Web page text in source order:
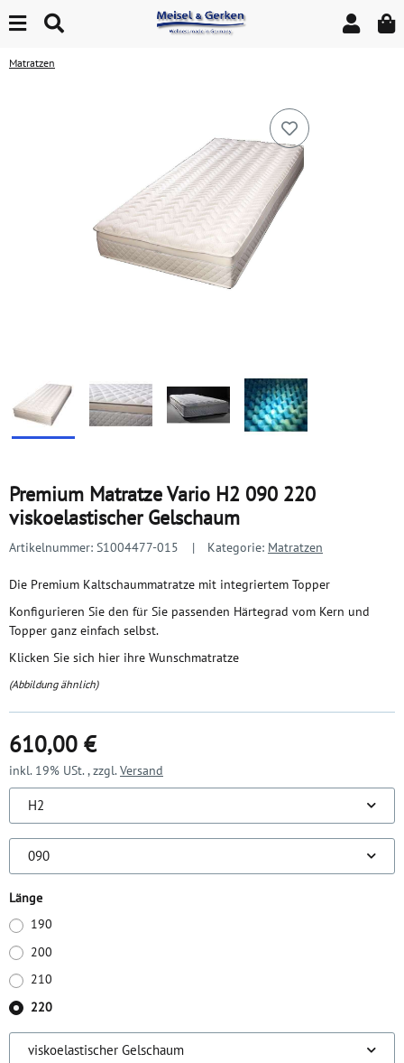
Matratzen
Premium Matratze Vario H2 090 220
viskoelastischer Gelschaum
Artikelnummer: S1004477-015 Kategorie: Matratzen
Die Premium Kaltschaummatratze mit integriertem Topper
Konfigurieren Sie den für Sie passenden Härtegrad vom Kern und
Topper ganz einfach selbst.
Klicken Sie sich hier ihre Wunschmatratze
(Abbildung ähnlich)
610,00 €
inkl. 19% USt. , zzgl.Versand
H2
090
Länge
190
200
210
220
viskoelastischer Gelschaum